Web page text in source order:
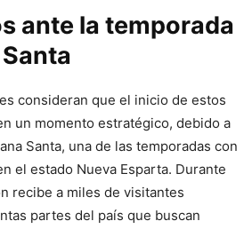
ante la temporada
consideran que el inicio de estos
un momento estratégico, debido a
Santa, una de las temporadas con
el estado Nueva Esparta. Durante
recibe a miles de visitantes
partes del país que buscan